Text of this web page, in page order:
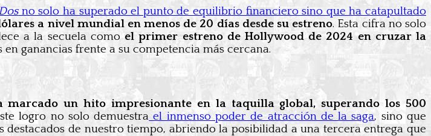
no solo ha superado el punto de equilibrio financiero sino que ha catapultado
a nivel mundial en menos de 20 días desde su estreno. Esta cifra no solo
a la secuela comoel primer estreno de Hollywood de 2024 en cruzar la
ganancias frente a su competencia más cercana.
marcado un hito impresionante en la taquilla global, superando los 500
logro no solo demuestra el inmenso poder de atracción de la saga, sino que
de nuestro tiempo, abriendo la posibilidad a una tercera entrega que